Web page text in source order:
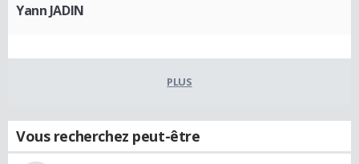
Yann JADIN
PLUS
Vous recherchez peut-être